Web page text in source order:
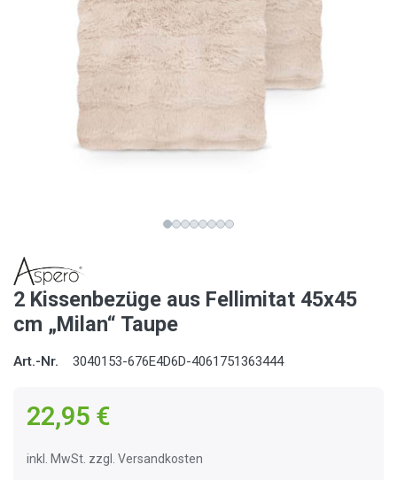
2 Kissenbezüge aus Fellimitat 45x45
cm „Milan“ Taupe
Art.-Nr. 3040153-676E4D6D-4061751363444
22,95 €
inkl. MwSt. zzgl. Versandkosten